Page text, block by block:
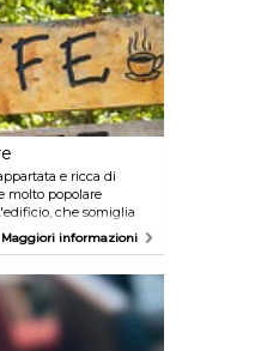
e ricca di
molto popolare
che somiglia
viale pedonale
per il pranzo o una
vicine.
Maggiori informazioni